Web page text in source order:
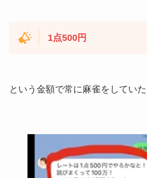
1点500円
という金額で常に麻雀をしていた